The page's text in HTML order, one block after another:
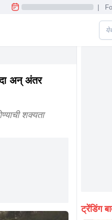
|
the countrys largest tunnel and
अन् अंतर
शक्यता
ट्रेंडिंग